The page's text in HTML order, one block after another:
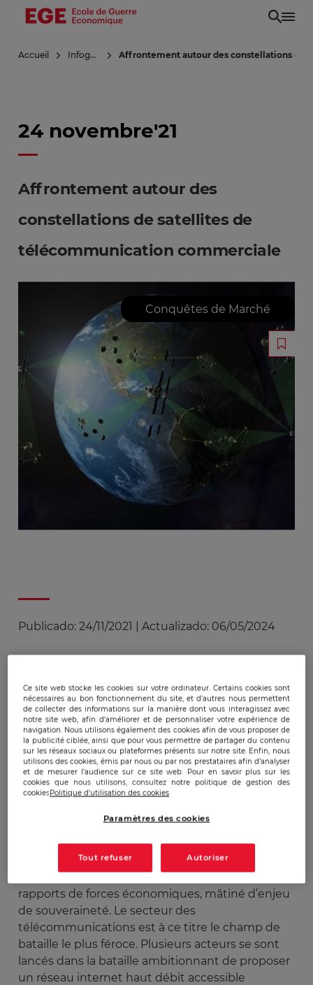
Aller
principal
Accueil Infoguerre Affrontement autour des constellations de
24 novembre'21
Affrontement autour des
constellations de satellites de
télécommunication commerciale
Conquêtes de Marché
Publicado: 24/11/2021 Actualizado: 06/05/2024
regagne un intérêt singulier depuis deux
décennies. Pendant longtemps, l’espace fut la
chasse gardée d’une poignée d’élus, au
premier rang desquels les militaires,
aujourd’hui ce que nous pensions être un vide
semble accueillir de plus en plus de résidents.
Profitant des progrès de miniaturisations des
possibilité de réutilisation de certains lanceurs
(comme le Falcon 9 de SpaceX)
L’espace est devenu un champ impitoyable de
rapports de forces économiques, mâtiné d’enjeu
de souveraineté. Le secteur des
télécommunications est à ce titre le champ de
bataille le plus féroce. Plusieurs acteurs se sont
lancés dans la bataille ambitionnant de proposer
un réseau internet haut débit accessible
Ce site web stocke les cookies sur votre ordinateur. Certains cookies sont
nécessaires au bon fonctionnement du site, et d’autres nous permettent
de collecter des informations sur la manière dont vous interagissez avec
notre site web, afin d’améliorer et de personnaliser votre expérience de
navigation. Nous utilisons également des cookies afin de vous proposer de
la publicité ciblée, ainsi que pour vous permettre de partager du contenu
sur les réseaux sociaux ou plateformes présents sur notre site. Enfin, nous
utilisons des cookies, émis par nous ou par nos prestataires afin d’analyser
et de mesurer l’audience sur ce site web. Pour en savoir plus sur les
cookies que nous utilisons, consultez notre politique de gestion des
cookiesPolitique d'utilisation des cookies
Paramètres des cookies
Tout refuser Autoriser